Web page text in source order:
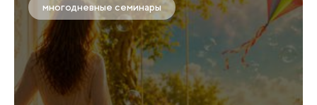
многодневные семинары